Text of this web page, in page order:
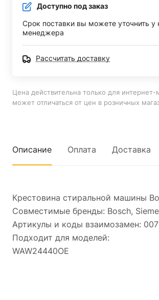
Доступно под заказ
Срок поставки вы можете уточнить у
менеджера
Рассчитать доставку
Цена действительна только для интернет-
может отличаться от цен в розничных
Описание Оплата Доставка
Крестовина стиральной машины
Совместимые бренды: Bosch,
Артикулы и коды взаимозамен:
Подходит для моделей:
WAW24440OE